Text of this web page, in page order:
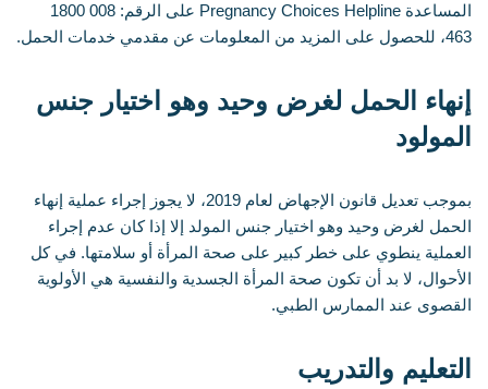
المساعدة Pregnancy Choices Helpline على الرقم: ‎1800 008
463، للحصول على المزيد من المعلومات عن مقدمي خدمات الحمل.
إنهاء الحمل لغرض وحيد وهو اختيار جنس
المولود
بموجب تعديل قانون الإجهاض لعام 2019، لا يجوز إجراء عملية إنهاء
الحمل لغرض وحيد وهو اختيار جنس المولد إلا إذا كان عدم إجراء
العملية ينطوي على خطر كبير على صحة المرأة أو سلامتها. في كل
الأحوال، لا بد أن تكون صحة المرأة الجسدية والنفسية هي الأولوية
القصوى عند الممارس الطبي.
التعليم والتدريب